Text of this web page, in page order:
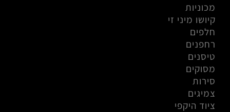
מכוניות
קיושו מיני זי
חלפים
רחפנים
טיסנים
מסוקים
סירות
צמיגים
ציוד היקפי